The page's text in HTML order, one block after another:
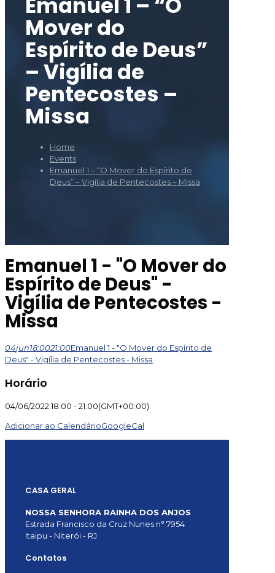
Mover do
Espírito de Deus”
– Vigília de
Pentecostes –
Missa
Home
Events
Emanuel 1 – “O Mover do Espírito de
Deus” – Vigília de Pentecostes – Missa
Emanuel 1 - "O Mover do
Espírito de Deus" -
Vigília de Pentecostes -
Missa
04jun18:0021:00Emanuel 1 - "O Mover do Espírito de
Deus" - Vigília de Pentecostes - Missa
Horário
04/06/202218:00 -21:00(GMT+00:00)
Adicionar ao CalendárioGoogleCal
CASA GERAL
NOSSA SENHORA RAINHA DOS ANJOS
Estrada Francisco da Cruz Nunes n° 7954
Itaipu - Niterói - RJ
Contatos